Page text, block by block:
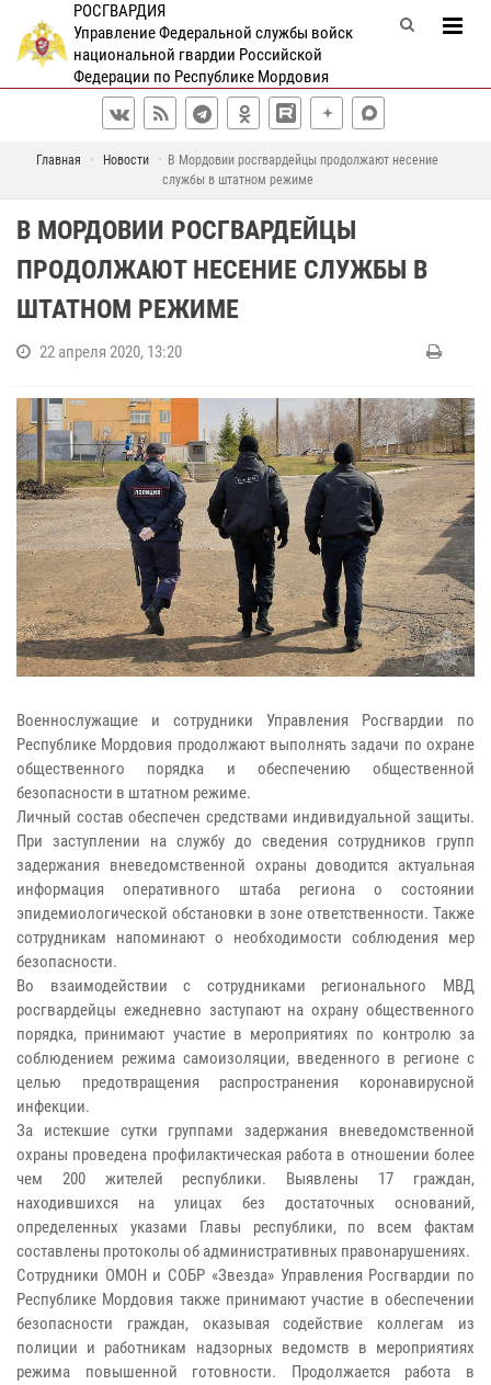
РОСГВАРДИЯ
Управление Федеральной службы войск
национальной гвардии Российской
Федерации по Республике Мордовия
Главная Новости
В Мордовии росгвардейцы продолжают несение
службы в штатном режиме
В МОРДОВИИ РОСГВАРДЕЙЦЫ
ПРОДОЛЖАЮТ НЕСЕНИЕ СЛУЖБЫ В
ШТАТНОМ РЕЖИМЕ
22 апреля 2020, 13:20
Военнослужащие и сотрудники Управления Росгвардии по
Республике Мордовия продолжают выполнять задачи по охране
общественного порядка и обеспечению общественной
безопасности в штатном режиме.
Личный состав обеспечен средствами индивидуальной защиты.
При заступлении на службу до сведения сотрудников групп
задержания вневедомственной охраны доводится актуальная
информация оперативного штаба региона о состоянии
эпидемиологической обстановки в зоне ответственности. Также
сотрудникам напоминают о необходимости соблюдения мер
безопасности.
Во взаимодействии с сотрудниками регионального МВД
росгвардейцы ежедневно заступают на охрану общественного
порядка, принимают участие в мероприятиях по контролю за
соблюдением режима самоизоляции, введенного в регионе с
целью предотвращения распространения коронавирусной
инфекции.
За истекшие сутки группами задержания вневедомственной
охраны проведена профилактическая работа в отношении более
чем 200 жителей республики. Выявлены 17 граждан,
находившихся на улицах без достаточных оснований,
определенных указами Главы республики, по всем фактам
составлены протоколы об административных правонарушениях.
Сотрудники ОМОН и СОБР «Звезда» Управления Росгвардии по
Республике Мордовия также принимают участие в обеспечении
безопасности граждан, оказывая содействие коллегам из
полиции и работникам надзорных ведомств в мероприятиях
режима повышенной готовности. Продолжается работа в